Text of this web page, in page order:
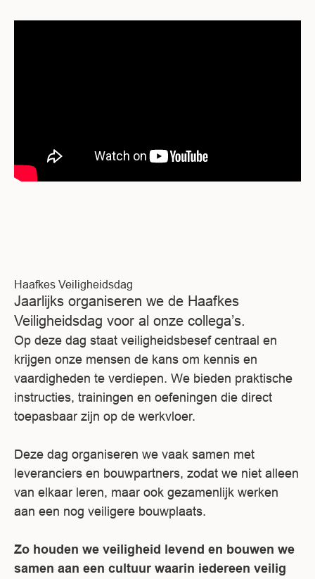
Haafkes Veiligheidsdag
Jaarlijks organiseren we de Haafkes
Veiligheidsdag voor al onze collega’s.
Op deze dag staat veiligheidsbesef centraal en
krijgen onze mensen de kans om kennis en
vaardigheden te verdiepen. We bieden praktische
instructies, trainingen en oefeningen die direct
toepasbaar zijn op de werkvloer.
Deze dag organiseren we vaak samen met
leveranciers en bouwpartners, zodat we niet alleen
van elkaar leren, maar ook gezamenlijk werken
aan een nog veiligere bouwplaats.
Zo houden we veiligheid levend en bouwen we
samen aan een cultuur waarin iedereen veilig